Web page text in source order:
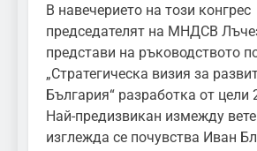
В навечерието на този конгрес
председателят на МНДСВ
представи на ръководството
„Стратегическа визия за
България“ разработка от цели
Най-предизвикан измежду
изглежда се почувства Иван